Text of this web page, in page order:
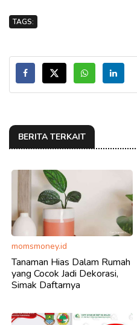
TAGS:
BERITA TERKAIT
momsmoney.id
Tanaman Hias Dalam Rumah
yang Cocok Jadi Dekorasi,
Simak Daftarnya